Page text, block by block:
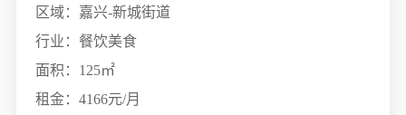
区域：嘉兴-新城街道
行业：餐饮美食
面积：125㎡
租金：4166元/月